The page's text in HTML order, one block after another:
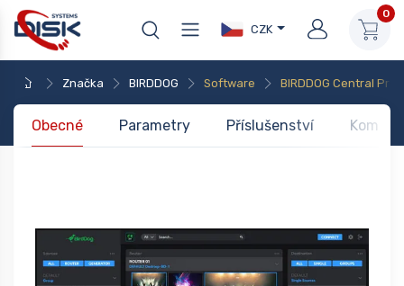
CZK
0
Značka BIRDDOG Software BIRDDOG Central Pro
Obecné Parametry Příslušenství